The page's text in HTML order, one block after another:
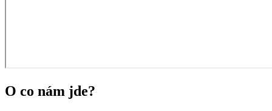
O co nám jde?